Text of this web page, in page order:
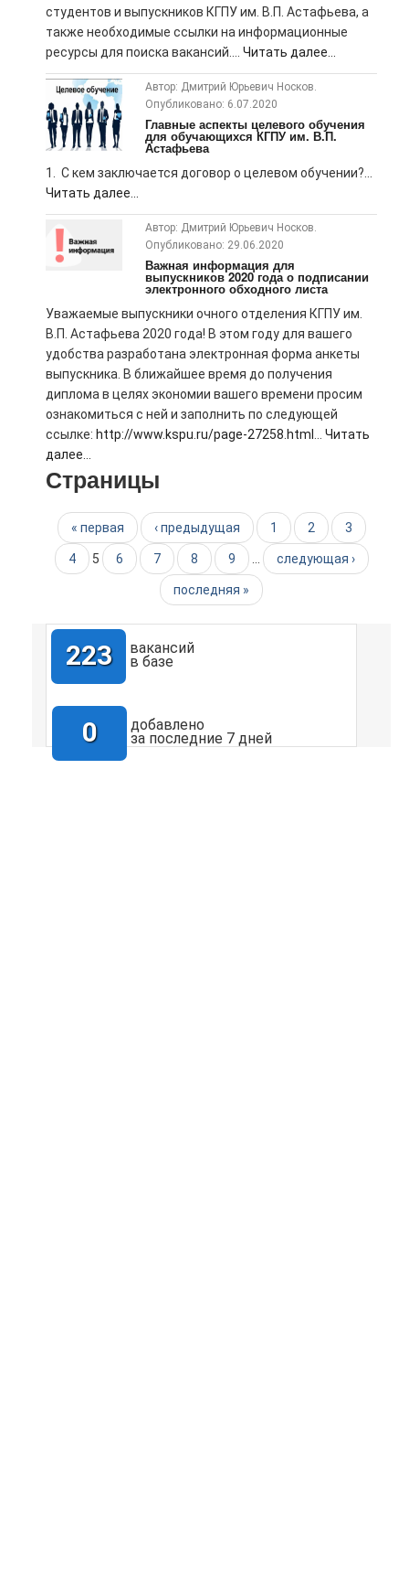
студентов и выпускников КГПУ им. В.П. Астафьева, а
также необходимые ссылки на информационные
ресурсы для поиска вакансий.... Читать далее...
Автор: Дмитрий Юрьевич Носков.
Опубликовано: 6.07.2020
Главные аспекты целевого обучения
для обучающихся КГПУ им. В.П.
Астафьева
1. С кем заключается договор о целевом обучении?...
Читать далее...
Автор: Дмитрий Юрьевич Носков.
Опубликовано: 29.06.2020
Важная информация для
выпускников 2020 года о подписании
электронного обходного листа
Уважаемые выпускники очного отделения КГПУ им.
В.П. Астафьева 2020 года! В этом году для вашего
удобства разработана электронная форма анкеты
выпускника. В ближайшее время до получения
диплома в целях экономии вашего времени просим
ознакомиться с ней и заполнить по следующей
ссылке: http://www.kspu.ru/page-27258.html
Читать
далее...
Страницы
« первая ‹ предыдущая 1 2 3
4 5 6 7 8 9 следующая ›
последняя »
223 вакансий
в базе
0 добавлено
за последние 7 дней